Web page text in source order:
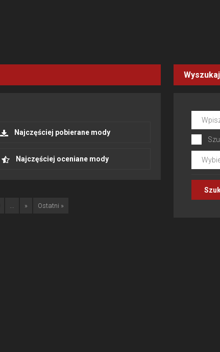
Najczęściej pobierane mody
Najczęściej oceniane mody
... » Ostatni »